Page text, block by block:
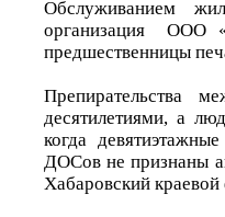
Обслуживанием
организация ООО
предшественницы
Препирательства
десятилетиями, а
когда
ДОСов не признаны
Хабаровский